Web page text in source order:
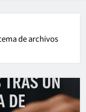
de archivos